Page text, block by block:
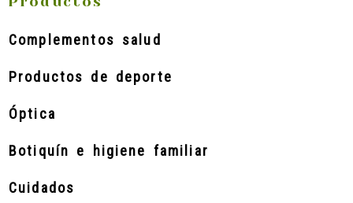
Complementos salud
Productos de deporte
Óptica
Botiquín e higiene familiar
Cuidados